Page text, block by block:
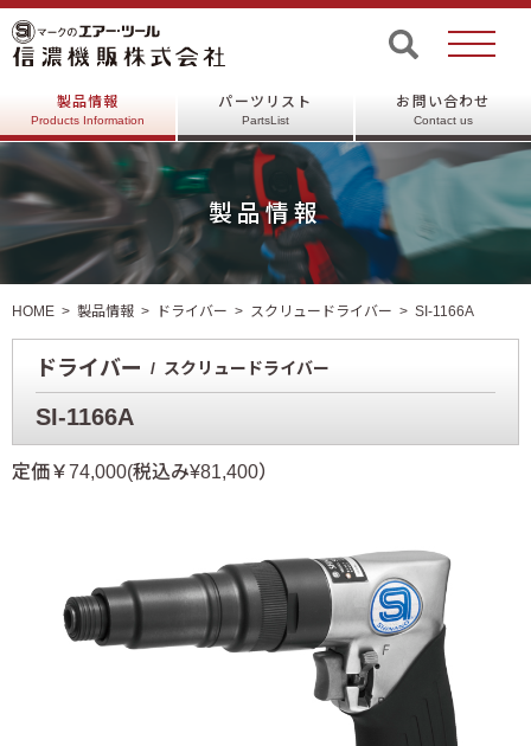
製品情報
Products Information
パーツリスト
PartsList
お問い合わせ
Contact us
製品情報
HOME 製品情報 ドライバー スクリュードライバー SI-1166A
ドライバー スクリュードライバー
SI-1166A
定価￥74,000(税込み¥81,400）